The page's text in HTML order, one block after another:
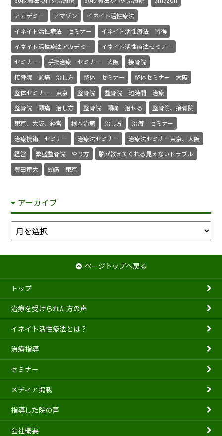
アカデミー
アマゾン
イネイト活性療法
イネイト活性療法 セミナー
イネイト活性療法 習得
イネイト活性療法アカデミー
イネイト活性療法セミナー
セミナー
手技治療 セミナー 大阪
接骨院
接骨院 頭痛 治し方
整体 セミナー
整体セミナー 大阪
整体セミナー 東京
整骨院
整骨院 短時間 治療
整骨院 頭痛 治し方
整骨院 頭痛 治せる
整骨院、接骨院
東京、大阪、経営
根本治癒 治し方
治療 セミナー
治療技術 セミナー
治療法セミナー
治療法セミナー東京、大阪
経営
繁盛整骨院 やり方
脳が教えてくれる見えないトラブル
豊田竜大
頭痛 東京
アーカイブ
ア
ー
ブ
ページトップへ戻る
トップ
治療を受けられた方の声
イネイト活性療法とは？
治療指導
セミナー
メディア掲載
指導した院の声
会社概要